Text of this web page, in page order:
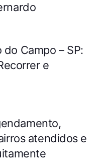
Campo – SP:
e
atendidos e